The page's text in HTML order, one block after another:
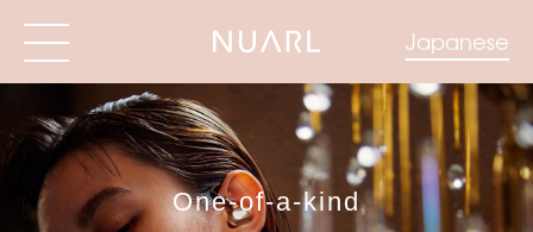
Japanese
One-of-a-kind